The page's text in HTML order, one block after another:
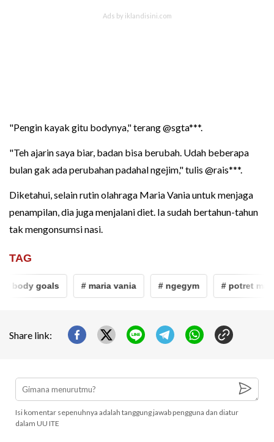
"Pengin kayak gitu bodynya," terang @sgta***.
"Teh ajarin saya biar, badan bisa berubah. Udah beberapa
bulan gak ada perubahan padahal ngejim," tulis @rais***.
Diketahui, selain rutin olahraga Maria Vania untuk menjaga
penampilan, dia juga menjalani diet. Ia sudah bertahun-tahun
tak mengonsumsi nasi.
TAG
body goals # maria vania # ngegym # potret
Share link:
Isi komentar sepenuhnya adalah tanggung jawab pengguna dan diatur
dalam UU ITE